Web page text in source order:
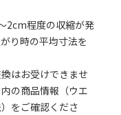
2cm程度の収縮が発
り時の平均寸法を
はお受けできませ
の商品情報（ウエ
をご確認くださ